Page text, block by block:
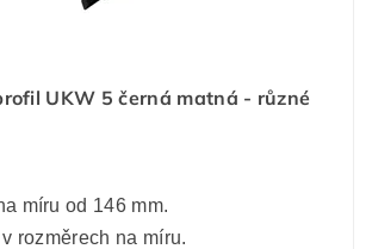
UKW 5 černá matná - různé
míru od 146 mm.
rozměrech na míru.